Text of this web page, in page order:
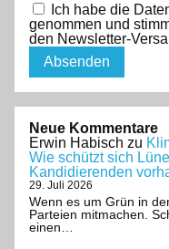
Ich habe die
genommen und
den Newsletter-
Neue Kommentare
Erwin Habisch zu
Wie schützt sich
Kandidierenden
29. Juli 2026
Wenn es um Grün in
Parteien mitmachen.
einen…